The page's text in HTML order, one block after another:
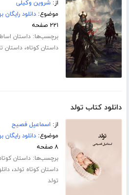
از:شروین وکیلی
موضوع:دانلود
۲۲۱ صفحه
برچسب‌ها:داستان
داستان کوتاه،داستان
دانلود کتاب تولد
از: اسماعیل فصیح
موضوع:دانلود
۸ صفحه
برچسب‌ها:داستان
داستان کوتاه تولد،
تولد